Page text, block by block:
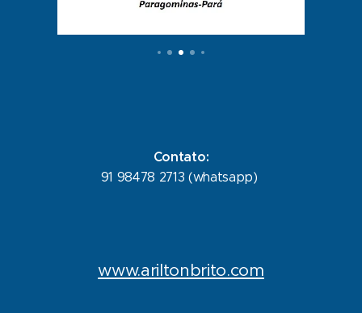
Contato:
91 98478 2713 (whatsapp)
www.ariltonbrito.com